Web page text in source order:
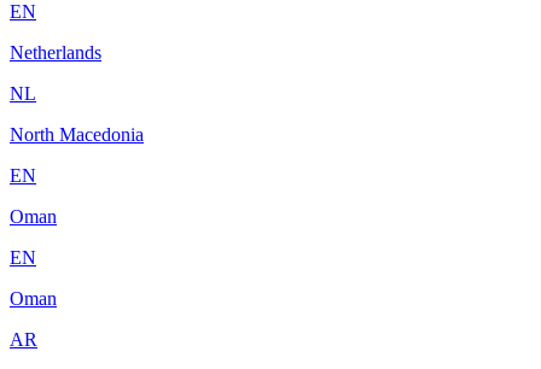
EN
Netherlands
NL
North Macedonia
EN
Oman
EN
Oman
AR